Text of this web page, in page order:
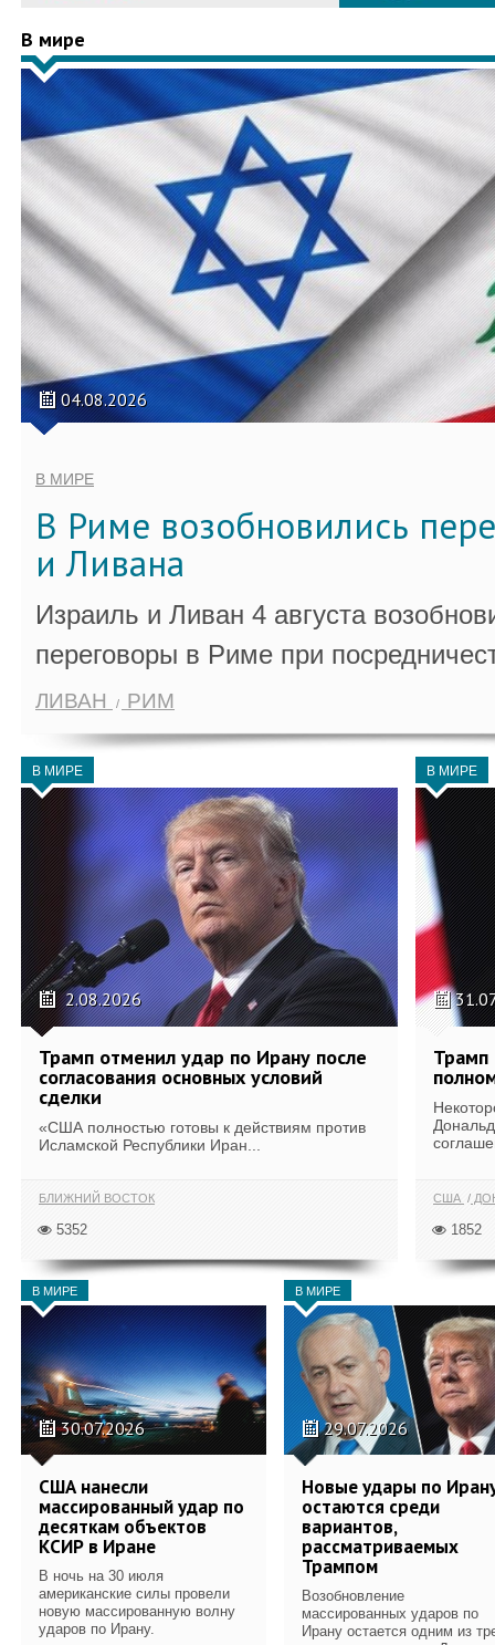
В мире
04.08.2026
В МИРЕ
В Риме возобновились
и Ливана
Израиль и Ливан 4 августа
переговоры в Риме при
ЛИВАН РИМ
В МИРЕ
2.08.2026
Трамп отменил удар по Ирану после
согласования основных условий
сделки
«США полностью готовы к действиям против
Исламской Республики Иран...
БЛИЖНИЙ ВОСТОК
5352
В МИРЕ
Трамп
США
1852
В МИРЕ
30.07.2026
США нанесли
массированный удар по
десяткам объектов
КСИР в Иране
В ночь на 30 июля
американские силы провели
новую массированную волну
ударов по Ирану.
В МИРЕ
29.07.2026
Новые удары по
остаются среди
вариантов,
рассматриваемых
Трампом
Возобновление
массированных ударов по
Ирану остается одним из